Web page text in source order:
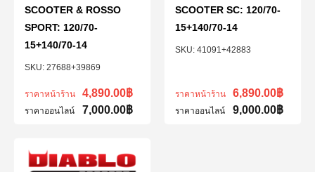
27688+39869
SCOOTER & ROSSO
SPORT: 120/70-
15+140/70-14
ราคาหน้าร้าน 4,890.00฿
ราคาออนไลน์ 7,000.00฿
41091+42883
SCOOTER SC: 120/70-
15+140/70-14
ราคาหน้าร้าน 6,890.00฿
ราคาออนไลน์ 9,000.00฿